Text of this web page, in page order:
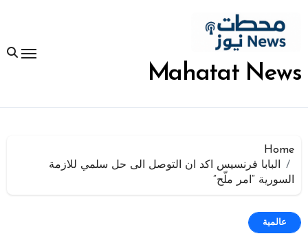
المحتوى
Mahatat News
Home
البابا فرنسيس اكد ان التوصل الى حل سلمي للازمة
السورية “امر ملّح”
عالمية